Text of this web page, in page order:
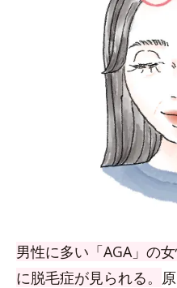
男性に多い「AGA」の
に脱毛症が見られる。